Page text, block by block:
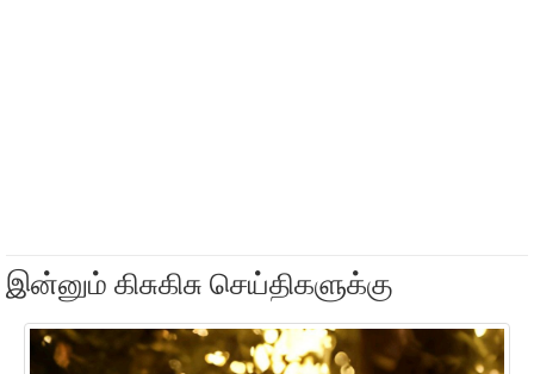
இன்னும் கிசுகிசு செய்திகளுக்கு